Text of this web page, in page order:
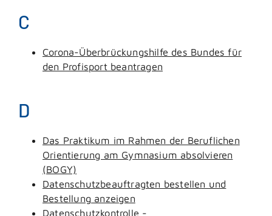
C
Corona-Überbrückungshilfe des Bundes für
den Profisport beantragen
D
Das Praktikum im Rahmen der Beruflichen
Orientierung am Gymnasium absolvieren
(BOGY)
Datenschutzbeauftragten bestellen und
Bestellung anzeigen
Datenschutzkontrolle -